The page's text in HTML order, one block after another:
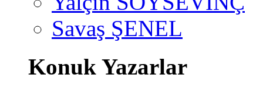
Savaş ŞENEL
Konuk Yazarlar